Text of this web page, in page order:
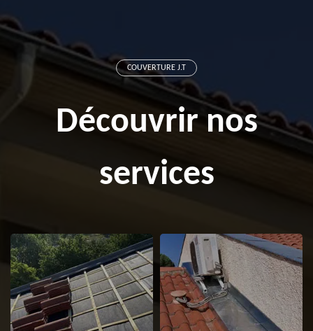
COUVERTURE J.T
Découvrir nos
services